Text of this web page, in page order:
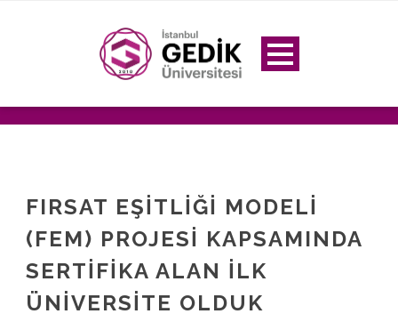
FIRSAT EŞİTLİĞİ MODELİ
(FEM) PROJESİ KAPSAMINDA
SERTİFİKA ALAN İLK
ÜNİVERSİTE OLDUK